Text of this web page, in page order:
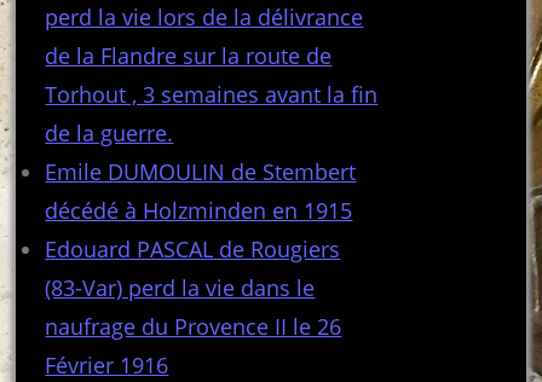
perd la vie lors de la délivrance
de la Flandre sur la route de
Torhout , 3 semaines avant la fin
de la guerre.
Emile DUMOULIN de Stembert
décédé à Holzminden en 1915
Edouard PASCAL de Rougiers
(83-Var) perd la vie dans le
naufrage du Provence II le 26
Février 1916